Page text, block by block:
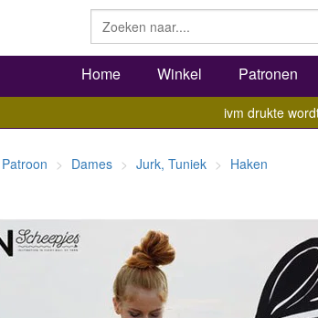
Home Winkel Patronen
ivm drukte
Patroon Dames Jurk, Tuniek Haken